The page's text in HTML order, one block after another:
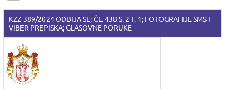
KZZ 389/2024 ODBIJA SE; ČL. 438 S. 2 T. 1; FOTOGRAFIJE SMS I
VIBER PREPISKA; GLASOVNE PORUKE